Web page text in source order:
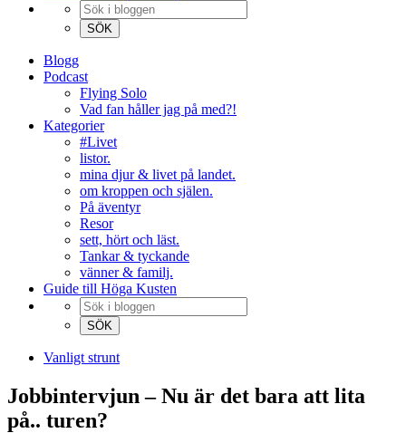
Blogg
Podcast
Flying Solo
Vad fan håller jag på med?!
Kategorier
#Livet
listor.
mina djur & livet på landet.
om kroppen och själen.
På äventyr
Resor
sett, hört och läst.
Tankar & tyckande
vänner & familj.
Guide till Höga Kusten
Vanligt strunt
Jobbintervjun – Nu är det bara att lita
på.. turen?